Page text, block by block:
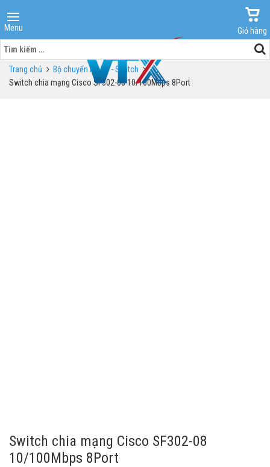
Menu
Giỏ hàng
Tìm
kiếm
cho:Trang chủ
Bộ chuyển mạch - Switch
Switch chia mạng Cisco SF302-08 10/100Mbps 8Port
Switch chia mạng Cisco SF302-08
10/100Mbps 8Port